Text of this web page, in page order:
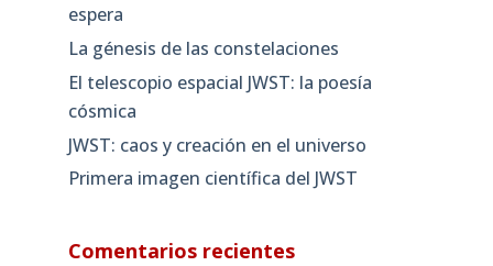
espera
La génesis de las constelaciones
El telescopio espacial JWST: la poesía
cósmica
JWST: caos y creación en el universo
Primera imagen científica del JWST
Comentarios recientes